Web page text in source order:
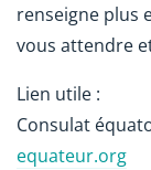
renseigne plus
vous attendre
Lien utile :
Consulat
equateur.org